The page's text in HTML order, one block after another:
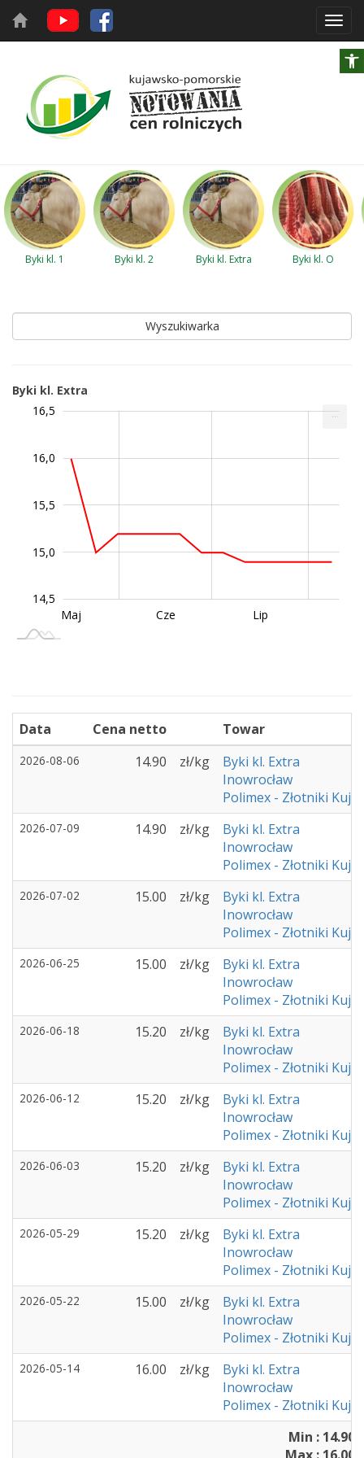
Byki kl. 1 Byki kl. 2 Byki kl. Extra Byki kl. O
Wyszukiwarka
Byki kl. Extra
14,8
15,0
16,5
16,0
15,5
14,5
L
Maj Cze Lip
Sie
Wrz
...
Data Cena netto Towar
2026-08-06 14.90 zł/kg
Byki kl. Extra
Inowrocław
Polimex - Złotniki
2026-07-09 14.90 zł/kg
Byki kl. Extra
Inowrocław
Polimex - Złotniki
2026-07-02 15.00 zł/kg
Byki kl. Extra
Inowrocław
Polimex - Złotniki
2026-06-25 15.00 zł/kg
Byki kl. Extra
Inowrocław
Polimex - Złotniki
2026-06-18 15.20 zł/kg
Byki kl. Extra
Inowrocław
Polimex - Złotniki
2026-06-12 15.20 zł/kg
Byki kl. Extra
Inowrocław
Polimex - Złotniki
2026-06-03 15.20 zł/kg
Byki kl. Extra
Inowrocław
Polimex - Złotniki
2026-05-29 15.20 zł/kg
Byki kl. Extra
Inowrocław
Polimex - Złotniki
2026-05-22 15.00 zł/kg
Byki kl. Extra
Inowrocław
Polimex - Złotniki
2026-05-14 16.00 zł/kg
Byki kl. Extra
Inowrocław
Polimex - Złotniki
Min : 14.90